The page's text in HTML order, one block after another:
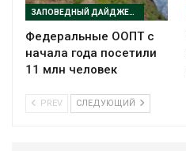
ЗАПОВЕДНЫЙ ДАЙДЖЕСТ
Федеральные ООПТ с
начала года посетили
11 млн человек
PREV СЛЕДУЮЩИЙ